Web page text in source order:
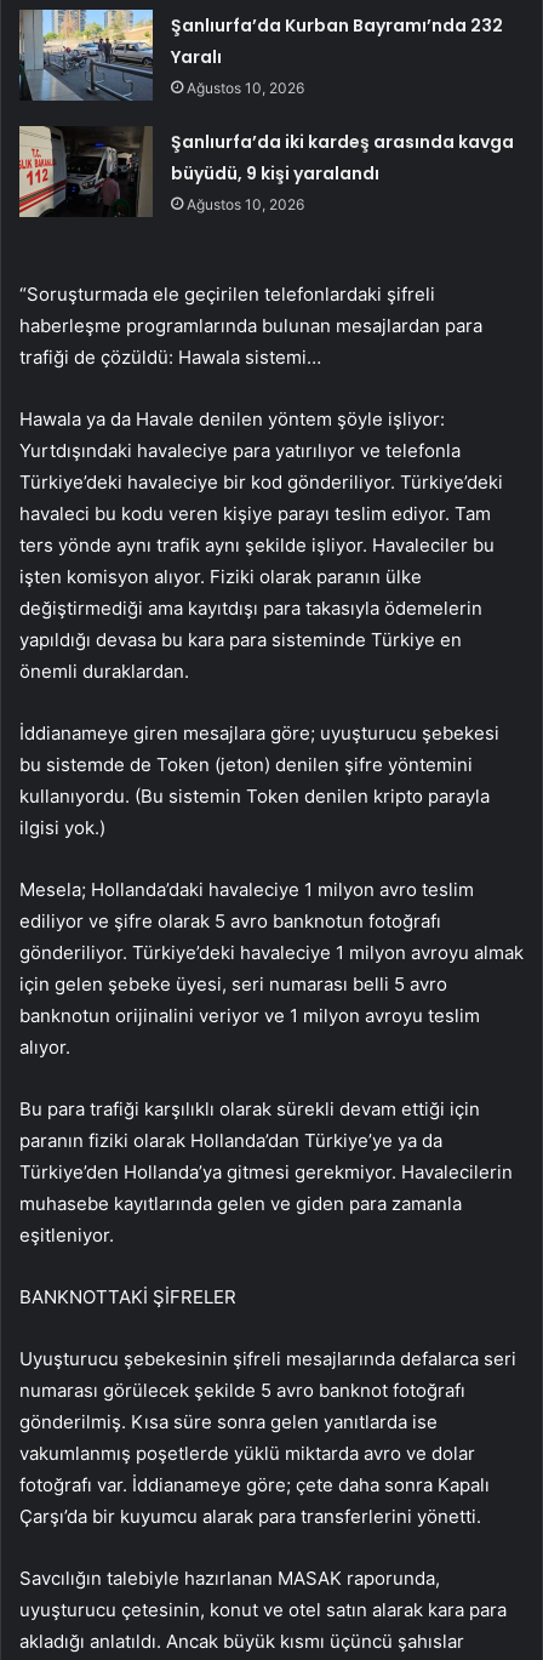
Şanlıurfa’da Kurban Bayramı’nda 232
Yaralı
Ağustos 10, 2026
Şanlıurfa’da iki kardeş arasında kavga
büyüdü, 9 kişi yaralandı
Ağustos 10, 2026
“Soruşturmada ele geçirilen telefonlardaki şifreli
haberleşme programlarında bulunan mesajlardan para
trafiği de çözüldü: Hawala sistemi…
Hawala ya da Havale denilen yöntem şöyle işliyor:
Yurtdışındaki havaleciye para yatırılıyor ve telefonla
Türkiye’deki havaleciye bir kod gönderiliyor. Türkiye’deki
havaleci bu kodu veren kişiye parayı teslim ediyor. Tam
ters yönde aynı trafik aynı şekilde işliyor. Havaleciler bu
işten komisyon alıyor. Fiziki olarak paranın ülke
değiştirmediği ama kayıtdışı para takasıyla ödemelerin
yapıldığı devasa bu kara para sisteminde Türkiye en
önemli duraklardan.
İddianameye giren mesajlara göre; uyuşturucu şebekesi
bu sistemde de Token (jeton) denilen şifre yöntemini
kullanıyordu. (Bu sistemin Token denilen kripto parayla
ilgisi yok.)
Mesela; Hollanda’daki havaleciye 1 milyon avro teslim
ediliyor ve şifre olarak 5 avro banknotun fotoğrafı
gönderiliyor. Türkiye’deki havaleciye 1 milyon avroyu almak
için gelen şebeke üyesi, seri numarası belli 5 avro
banknotun orijinalini veriyor ve 1 milyon avroyu teslim
alıyor.
Bu para trafiği karşılıklı olarak sürekli devam ettiği için
paranın fiziki olarak Hollanda’dan Türkiye’ye ya da
Türkiye’den Hollanda’ya gitmesi gerekmiyor. Havalecilerin
muhasebe kayıtlarında gelen ve giden para zamanla
eşitleniyor.
BANKNOTTAKİ ŞİFRELER
Uyuşturucu şebekesinin şifreli mesajlarında defalarca seri
numarası görülecek şekilde 5 avro banknot fotoğrafı
gönderilmiş. Kısa süre sonra gelen yanıtlarda ise
vakumlanmış poşetlerde yüklü miktarda avro ve dolar
fotoğrafı var. İddianameye göre; çete daha sonra Kapalı
Çarşı’da bir kuyumcu alarak para transferlerini yönetti.
Savcılığın talebiyle hazırlanan MASAK raporunda,
uyuşturucu çetesinin, konut ve otel satın alarak kara para
akladığı anlatıldı. Ancak büyük kısmı üçüncü şahıslar